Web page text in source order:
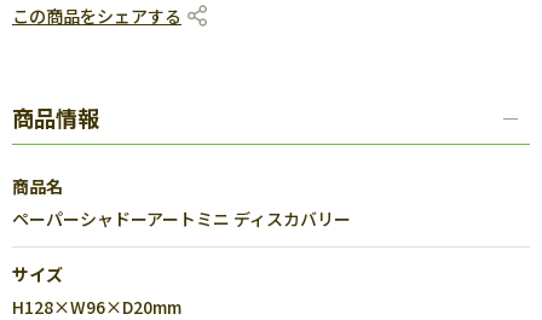
この商品をシェアする
商品情報
商品名
ペーパーシャドーアートミニ ディスカバリー
サイズ
H128×W96×D20mm